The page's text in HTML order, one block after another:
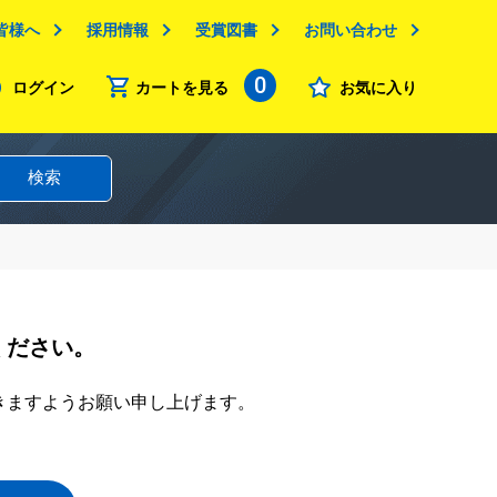
様へ 採用情報 受賞図書 お問い合わせ
ログイン カートを見る 0 お気に入り
検索
さい。
すようお願い申し上げます。